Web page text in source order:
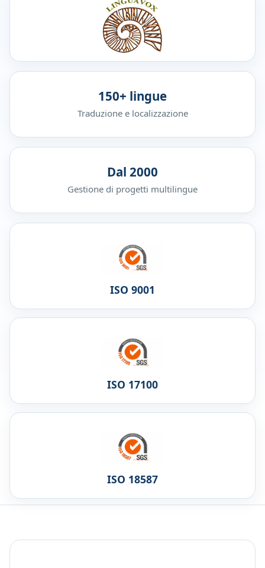
150+ lingue
Traduzione e localizzazione
Dal 2000
Gestione di progetti multilingue
ISO 9001
ISO 17100
ISO 18587